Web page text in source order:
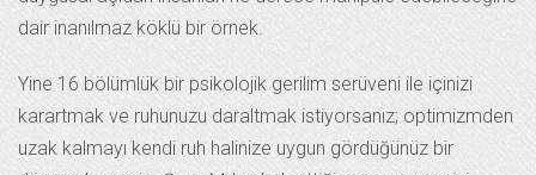
dair inanılmaz köklü bir örnek.
Yine 16 bölümlük bir psikolojik gerilim serüveni ile içinizi
karartmak ve ruhunuzu daraltmak istiyorsanız; optimizmden
uzak kalmayı kendi ruh halinize uygun gördüğünüz bir